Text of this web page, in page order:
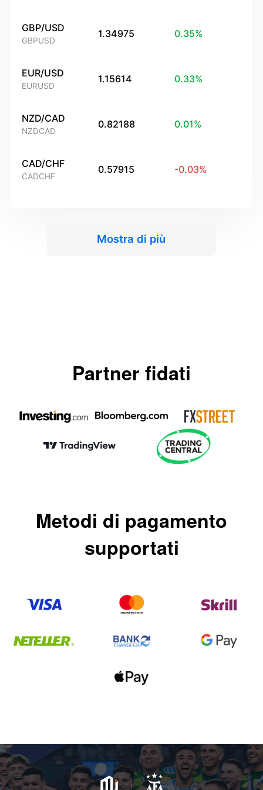
GBP/USD
GBPUSD
1.34975 0.35%
EUR/USD
EURUSD
1.15614 0.33%
NZD/CAD
NZDCAD
0.82188 0.01%
CAD/CHF
CADCHF
0.57915 -0.03%
Mostra di più
Partner fidati
Metodi di pagamento
supportati